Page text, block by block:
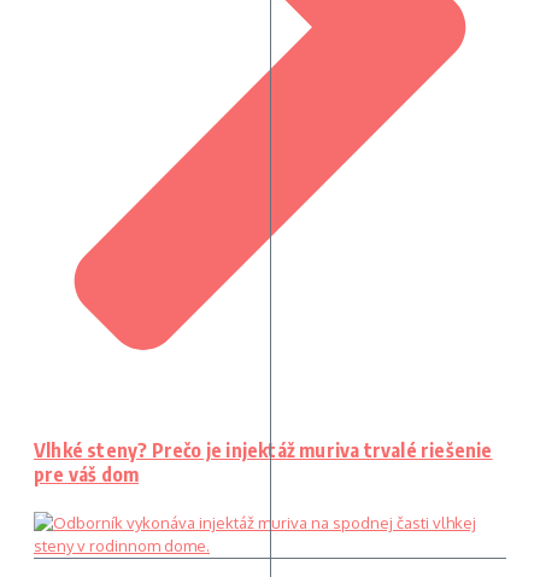
Vlhké steny? Prečo je injektáž muriva trvalé riešenie
pre váš dom